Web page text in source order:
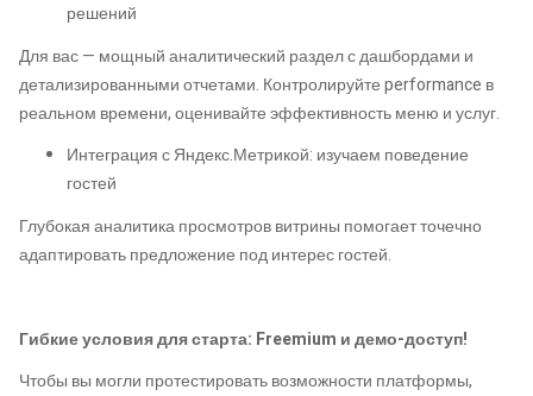
решений
Для вас — мощный аналитический раздел с дашбордами и
детализированными отчетами. Контролируйте performance в
реальном времени, оценивайте эффективность меню и услуг.
Интеграция с Яндекс.Метрикой: изучаем поведение
гостей
Глубокая аналитика просмотров витрины помогает точечно
адаптировать предложение под интерес гостей.
Гибкие условия для старта: Freemium и демо-доступ!
Чтобы вы могли протестировать возможности платформы,